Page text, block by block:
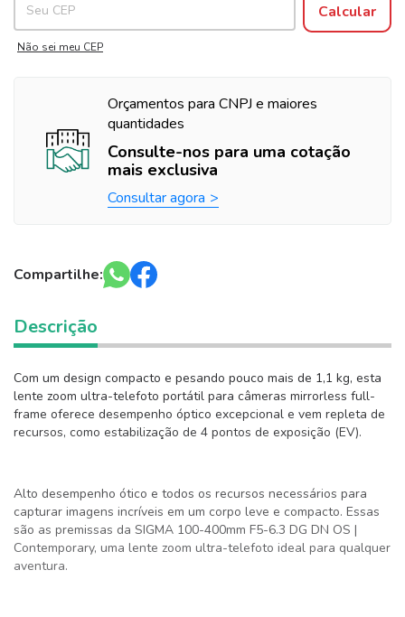
Calcular
Não sei meu CEP
Orçamentos para CNPJ e maiores
quantidades
Consulte-nos para uma cotação
mais exclusiva
Consultar agora
Compartilhe:
Descrição
Com um design compacto e pesando pouco mais de 1,1 kg, esta
lente zoom ultra-telefoto portátil para câmeras mirrorless full-
frame oferece desempenho óptico excepcional e vem repleta de
recursos, como estabilização de 4 pontos de exposição (EV).
Alto desempenho ótico e todos os recursos necessários para
capturar imagens incríveis em um corpo leve e compacto. Essas
são as premissas da SIGMA 100-400mm F5-6.3 DG DN OS |
Contemporary, uma lente zoom ultra-telefoto ideal para qualquer
aventura.